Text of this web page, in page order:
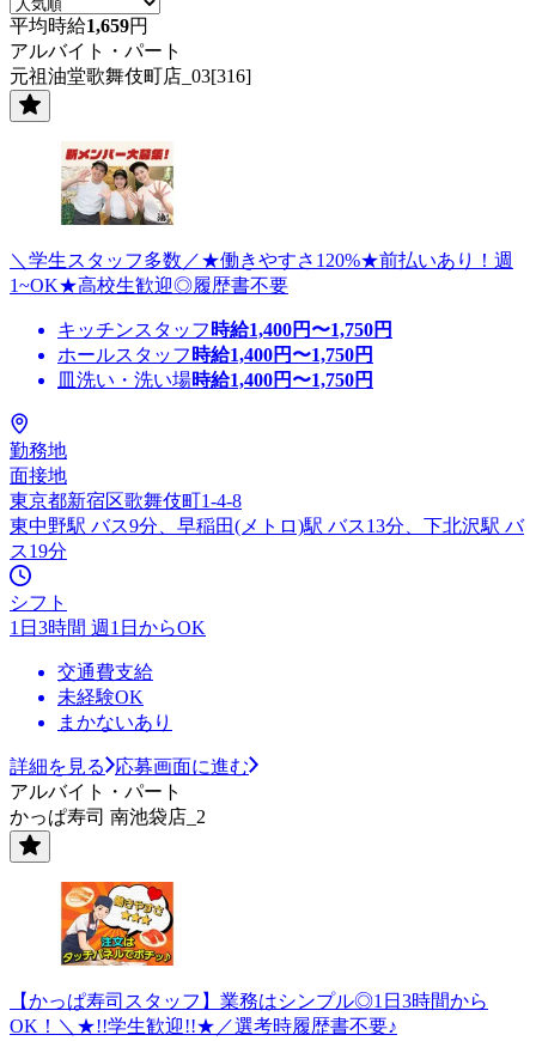
平均時給1,659円
アルバイト・パート
元祖油堂歌舞伎町店_03[316]
＼学生スタッフ多数／★働きやすさ120%★前払いあり！週
1~OK★高校生歓迎◎履歴書不要
キッチンスタッフ 時給1,400円〜1,750円
ホールスタッフ 時給1,400円〜1,750円
皿洗い・洗い場時給1,400円〜1,750円
勤務地
面接地
東京都新宿区歌舞伎町1-4-8
東中野駅 バス9分、早稲田(メトロ)駅 バス13分、下北沢駅 バ
ス19分
シフト
1日3時間 週1日からOK
交通費支給
未経験OK
まかないあり
詳細を見る
応募画面に進む
アルバイト・パート
かっぱ寿司 南池袋店_2
【かっぱ寿司スタッフ】業務はシンプル◎1日3時間から
OK！＼★!!学生歓迎!!★／選考時履歴書不要♪